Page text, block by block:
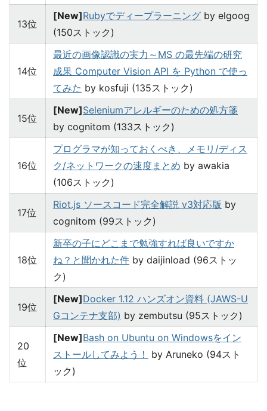
13位
[New]Rubyでディープラーニング by elgoog
(150ストック)
14位
最近の画像認識の実力～MS の最先端の研究
成果 Computer Vision API を Python で使っ
てみた by kosfuji (135ストック)
15位
[New]Seleniumアレルギーのための処方箋
by cognitom (133ストック)
16位
プログラマが知っておくべき、メモリ/ディス
ク/ネットワークの速度まとめ by awakia
(106ストック)
17位
Riot.js ソースコード完全解説 v3対応版 by
cognitom (99ストック)
18位
新卒の子にどこまで勉強すれば良いですか
ね？と聞かれた件 by daijinload (96ストッ
ク)
19位
[New]Docker 1.12 ハンズオン資料 (JAWS-U
Gコンテナ支部) by zembutsu (95ストック)
20
位
[New]Bash on Ubuntu on Windowsをイン
ストールしてみよう！
by Aruneko (94スト
ック)